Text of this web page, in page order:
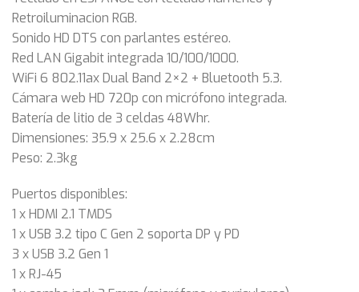
Retroiluminacion RGB.
Sonido HD DTS con parlantes estéreo.
Red LAN Gigabit integrada 10/100/1000.
WiFi 6 802.11ax Dual Band 2×2 + Bluetooth 5.3.
Cámara web HD 720p con micrófono integrada.
Batería de litio de 3 celdas 48Whr.
Dimensiones: 35.9 x 25.6 x 2.28cm
Peso: 2.3kg
Puertos disponibles:
1 x HDMI 2.1 TMDS
1 x USB 3.2 tipo C Gen 2 soporta DP y PD
3 x USB 3.2 Gen 1
1 x RJ-45